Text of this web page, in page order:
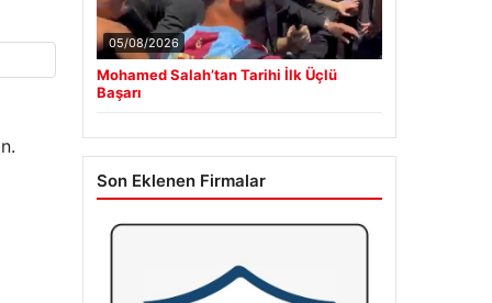
05/08/2026
Mohamed Salah’tan Tarihi İlk Üçlü
Başarı
Son Eklenen Firmalar